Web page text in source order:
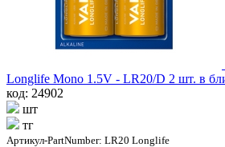
Longlife Mono 1.5V - LR20/D 2 шт. в
код: 24902
шт
тг
Артикул-PartNumber: LR20 Longlife